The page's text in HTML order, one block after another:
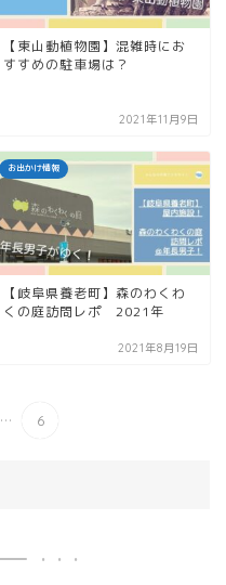
【東山動植物園】混雑時にお
すすめの駐車場は？
2021年11月9日
お出かけ情報
【岐阜県養老町】森のわくわ
くの庭訪問レポ 2021年
2021年8月19日
... 6